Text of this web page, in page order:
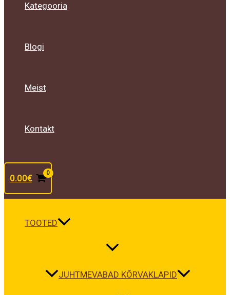
Kategooria
Blogi
Meist
Kontakt
0.00€
TOOTED
JUHTMEVABAD KÕRVAKLAPID